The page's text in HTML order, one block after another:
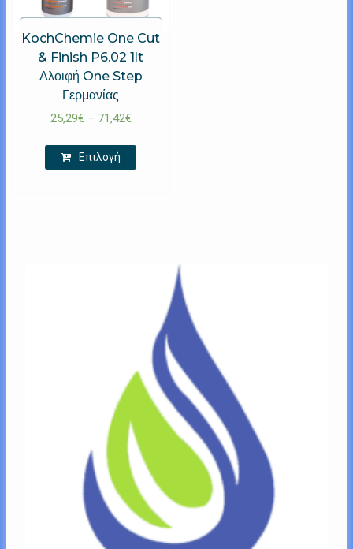
KochChemie One Cut
& Finish P6.02 1lt
Αλοιφή One Step
Γερμανίας
25,29€– 71,42€
Επιλογή